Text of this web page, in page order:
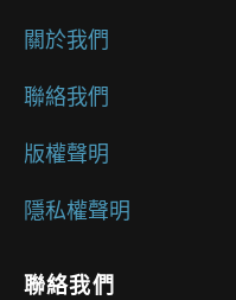
關於我們
聯絡我們
版權聲明
隱私權聲明
聯絡我們